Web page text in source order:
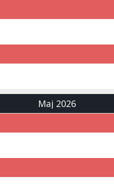
Maj 2026